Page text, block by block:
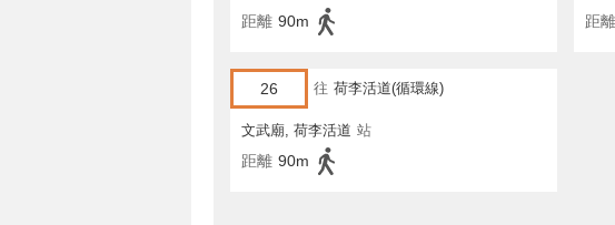
距離 90m 距離
26 往 荷李活道(循環線)
文武廟, 荷李活道 站
距離 90m